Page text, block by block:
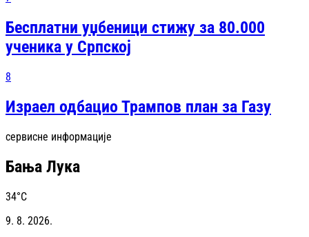
Бесплатни уџбеници стижу за 80.000
ученика у Српској
8
Израел одбацио Трампов план за Газу
сервисне информације
Бања Лука
34°C
9. 8. 2026.